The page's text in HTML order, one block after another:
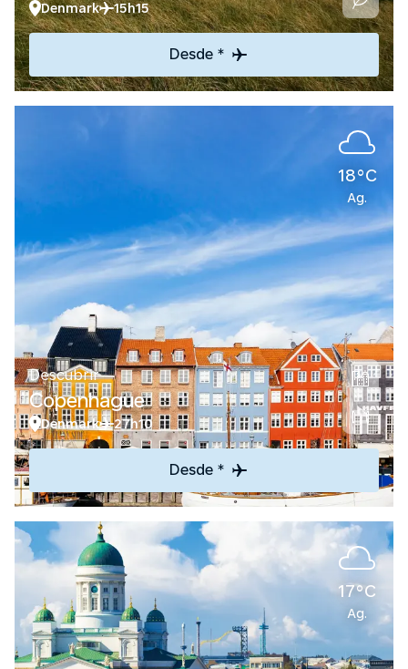
Denmark 15h15
Desde *
18°C
Ag.
Descubrir
Copenhague
Denmark 27h10
Desde *
17°C
Ag.